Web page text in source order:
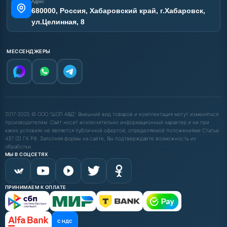
Адрес
680000, Россия, Хабаровский край, г.Хабаровск,
ул.Целинная, 8
МЕССЕНДЖЕРЫ
2017-2025 © ООО "ШОП АВД". Внешний вид товаров и комплектация могут изменяться
производителем. Сайт носит исключительно информационный характер и ни при
каких условиях не является публичной офертой, определяемой положениями Статьи
437 (2) ГК РФ. Заполняя формы на сайте, Вы подтверждаете возможность их
обработки.
МЫ В СОЦСЕТЯХ
ПРИНИМАЕМ К ОПЛАТЕ
С НДС